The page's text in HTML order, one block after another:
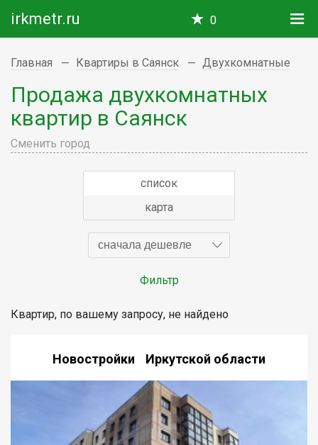
irkmetr.ru 0
Главная Квартиры в Саянск Двухкомнатные
Продажа двухкомнатных
квартир в Саянск
Сменить город
список
карта
сначала дешевле
Фильтр
Квартир, по вашему запросу, не найдено
Новостройки Иркутской области